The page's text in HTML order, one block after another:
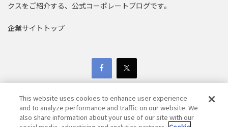
クスをご紹介する、公式コーポレートブログです。
企業サイトトップ
This website uses cookies to enhance user experience
and to analyze performance and traffic on our website. We
also share information about your use of our site with our